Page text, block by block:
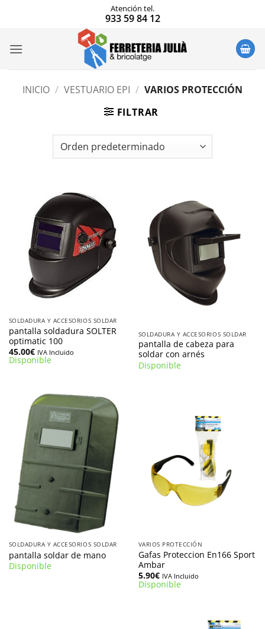
Atención tel.
933 59 84 12
INICIO / VESTUARIO EPI / VARIOS PROTECCIÓN
FILTRAR
SOLDADURA Y ACCESORIOS SOLDAR
pantalla soldadura SOLTER
optimatic 100
45.00€ IVA Incluido
Disponible
SOLDADURA Y ACCESORIOS SOLDAR
pantalla de cabeza para
soldar con arnés
Disponible
SOLDADURA Y ACCESORIOS SOLDAR
pantalla soldar de mano
Disponible
VARIOS PROTECCIÓN
Gafas Proteccion En166 Sport
Ambar
5.90€ IVA Incluido
Disponible